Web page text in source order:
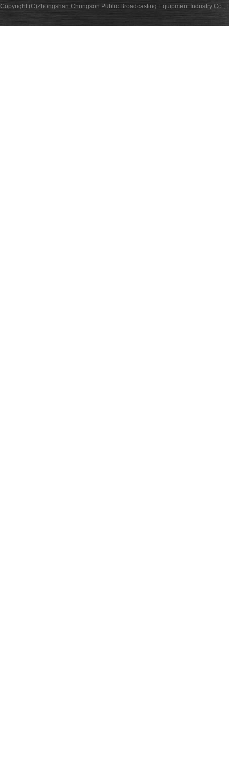
Copyright (C)Zhongshan Chungson Public Broadcasting Equipment Industry